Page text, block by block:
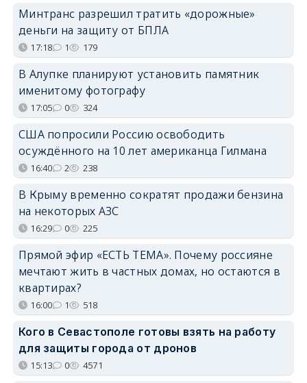
Минтранс разрешил тратить «дорожные»
деньги на защиту от БПЛА
17:18 1 179
В Алупке планируют установить памятник
именитому фотографу
17:05 0 324
США попросили Россию освободить
осуждённого на 10 лет американца Гилмана
16:40 2 238
В Крыму временно сократят продажи бензина
на некоторых АЗС
16:29 0 225
Прямой эфир «ЕСТЬ ТЕМА». Почему россияне
мечтают жить в частных домах, но остаются в
квартирах?
16:00 1 518
Кого в Севастополе готовы взять на работу
для защиты города от дронов
15:13 0 4571